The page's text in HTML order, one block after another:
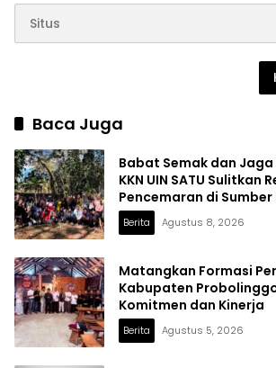
Baca Juga
Babat Semak dan
KKN UIN SATU Sulitkan
Pencemaran di Sumber
Berita Agustus 8, 2026
Matangkan Formasi
Kabupaten
Komitmen dan Kinerja
Berita Agustus 5, 2026